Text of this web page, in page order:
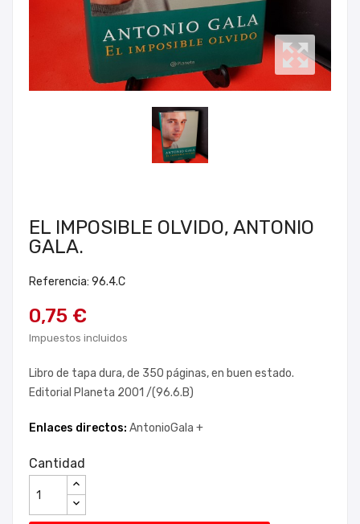
EL IMPOSIBLE OLVIDO, ANTONIO
GALA.
Referencia: 96.4.C
0,75 €
Impuestos incluidos
Libro de tapa dura, de 350 páginas, en buen estado.
Editorial Planeta 2001 /(96.6.B)
Enlaces directos: AntonioGala +
Cantidad